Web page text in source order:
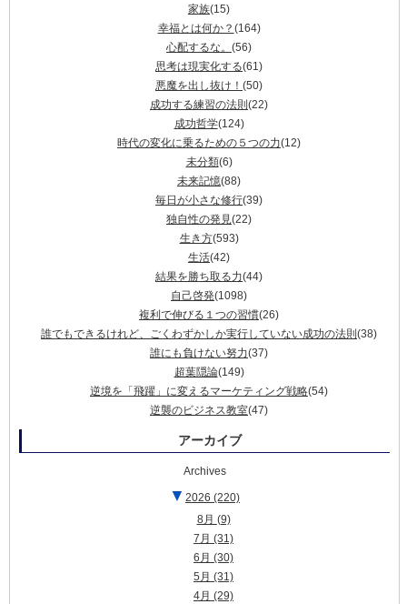
家族(15)
幸福とは何か？ (164)
心配するな。 (56)
思考は現実化する(61)
悪魔を出し抜け！ (50)
成功する練習の法則 (22)
成功哲学(124)
時代の変化に乗るための５つの力(12)
未分類(6)
未来記憶(88)
毎日が小さな修行(39)
独自性の発見(22)
生き方(593)
生活(42)
結果を勝ち取る力(44)
自己啓発(1098)
複利で伸びる１つの習慣(26)
誰でもできるけれど、ごくわずかしか実行していない成功の法則 (38)
誰にも負けない努力(37)
超葉隠論(149)
逆境を「飛躍」に変えるマーケティング戦略(54)
逆襲のビジネス教室(47)
アーカイブ
Archives
▼ 2026 (220)
8月 (9)
7月 (31)
6月 (30)
5月 (31)
4月 (29)